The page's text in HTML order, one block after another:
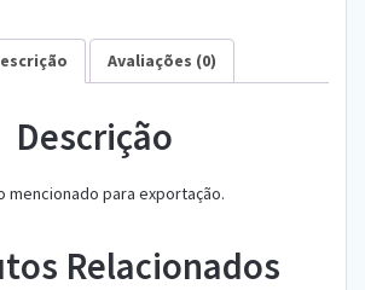
Avaliações (0)
Descrição
mencionado para exportação.
Relacionados